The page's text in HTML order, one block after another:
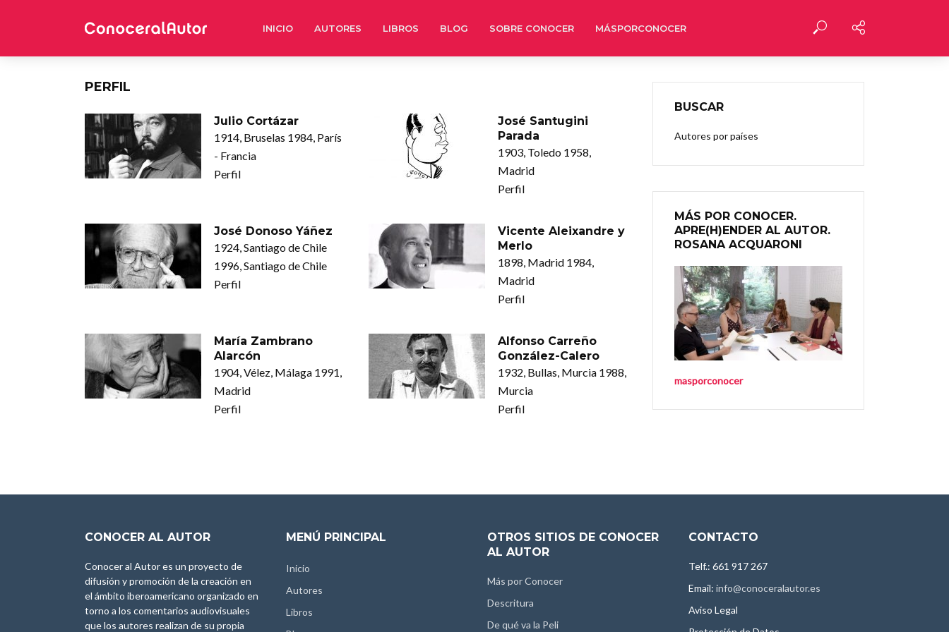
INICIO AUTORES LIBROS BLOG SOBRE CONOCER MÁSPORCONOCER
PERFIL
Julio Cortázar
1914, Bruselas 1984, París
- Francia
Perfil
José Santugini
Parada
1903, Toledo 1958,
Madrid
Perfil
José Donoso Yáñez
1924, Santiago de Chile
1996, Santiago de Chile
Perfil
Vicente Aleixandre y
Merlo
1898, Madrid 1984,
Madrid
Perfil
María Zambrano
Alarcón
1904, Vélez, Málaga 1991,
Madrid
Perfil
Alfonso Carreño
González-Calero
1932, Bullas, Murcia 1988,
Murcia
Perfil
BUSCAR
Autores por países
MÁS POR CONOCER.
APRE(H)ENDER AL AUTOR.
ROSANA ACQUARONI
masporconocer
CONOCER AL AUTOR
Conocer al Autor es un proyecto de
difusión y promoción de la creación en
el ámbito iberoamericano organizado en
torno a los comentarios audiovisuales
que los autores realizan de su propia
MENÚ PRINCIPAL
Inicio
Autores
Libros
OTROS SITIOS DE CONOCER
AL AUTOR
Más por Conocer
Descritura
De qué va la Peli
CONTACTO
Telf.: 661 917 267
Email: info@conoceralautor.es
Aviso Legal